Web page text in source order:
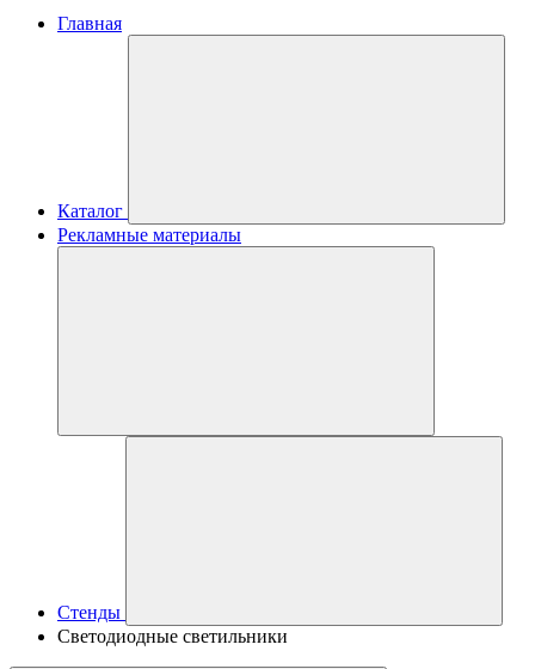
Главная
Каталог
Рекламные материалы
Стенды
Светодиодные светильники